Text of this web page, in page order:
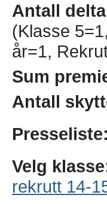
Antall
(Klasse
år=1,
Sum
Antall
Presseliste:
Velg
rekrutt 14-